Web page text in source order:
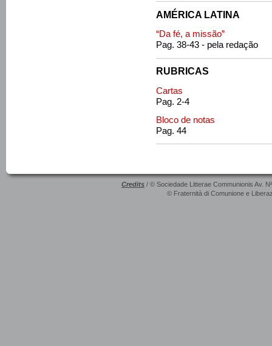
AMÉRICA LATINA
“Da fé, a missão”
Pag. 38-43 - pela redação
RUBRICAS
Cartas
Pag. 2-4
Bloco de notas
Pag. 44
Credits / © Sociedade Litterae Communionis Av.
© Fraternità di Comunione e